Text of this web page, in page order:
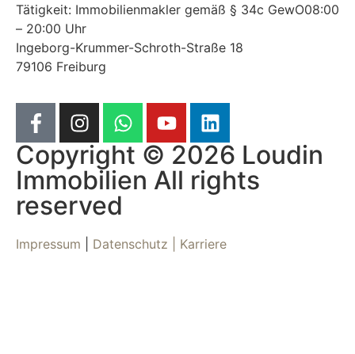
Tätigkeit: Immobilienmakler gemäß § 34c GewO08:00
– 20:00 Uhr
Ingeborg-Krummer-Schroth-Straße 18
79106 Freiburg
Copyright © 2026 Loudin
Immobilien All rights
reserved
Impressum Datenschutz | Karriere